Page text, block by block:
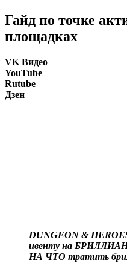
Гайд по точке
площадках
VK Видео
YouTube
Rutube
Дзен
DUNGEON &
ивенту на
НА ЧТО тратить